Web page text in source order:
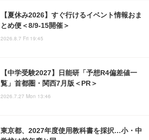
【夏休み2026】すぐ行けるイベント情報おま
とめ便＜8/9-15開催＞
2026.8.7 Fri 19:45
【中学受験2027】日能研「予想R4偏差値一
覧」首都圏・関西7月版＜PR＞
2026.7.27 Mon 13:46
東京都、2027年度使用教科書を採択…小・中